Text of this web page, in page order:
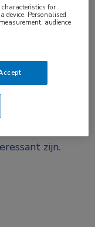
zijn.
characteristics for
device. Personalised
audience